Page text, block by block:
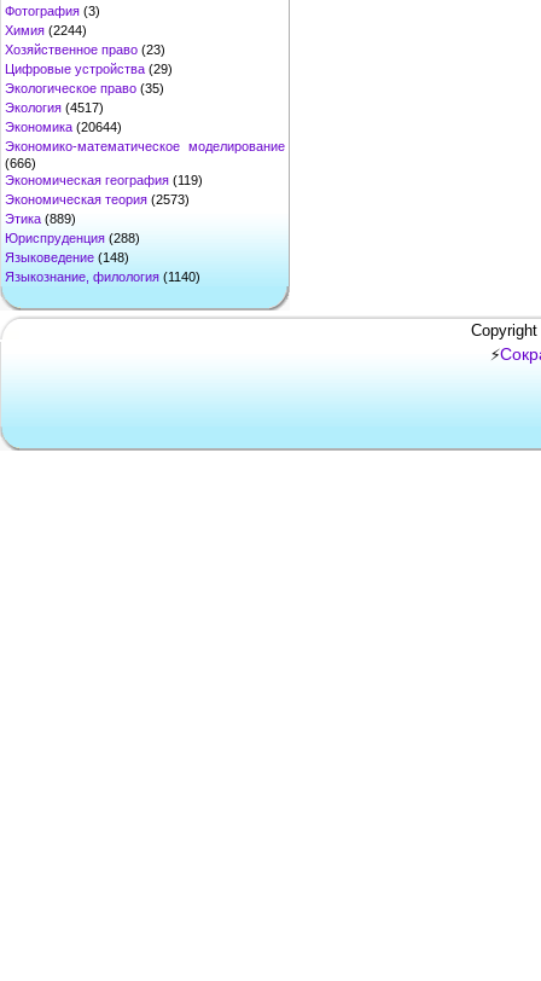
Фотография (3)
Химия (2244)
Хозяйственное право (23)
Цифровые устройства (29)
Экологическое право (35)
Экология (4517)
Экономика (20644)
Экономико-математическое моделирование
(666)
Экономическая география (119)
Экономическая теория (2573)
Этика (889)
Юриспруденция (288)
Языковедение (148)
Языкознание, филология (1140)
⚡